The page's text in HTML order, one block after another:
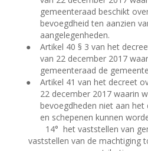
gemeenteraad beschikt
bevoegdheid ten aanzien
aangelegenheden.
●
Artikel 40 § 3 van het
van 22 december 2017
gemeenteraad de
●
Artikel 41 van het decreet
22 december 2017 waarin
bevoegdheden niet aan
en schepenen kunnen
14° het vaststellen van
vaststellen van de machtiging